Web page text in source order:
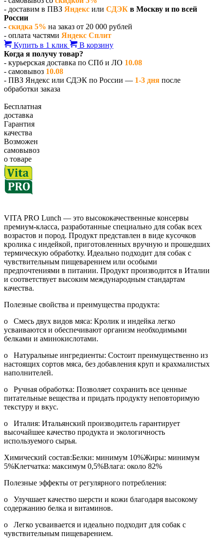
- доставим в ПВЗ Яндекс или СДЭК в Москву и по всей
России
- скидка 5% на заказ от 20 000 рублей
- оплата частями Яндекс Сплит
Купить в 1 клик
В корзину
Когда я получу товар?
- курьерская доставка по СПб и ЛО 10.08
- самовывоз 10.08
- ПВЗ Яндекс или СДЭК по России — 1-3 дня после
обработки заказа
Бесплатная
доставка
Гарантия
качества
Возможен
самовывоз
о товаре
VITA PRO Lunch — это высококачественные консервы
премиум-класса, разработанные специально для собак всех
возрастов и пород. Продукт представлен в виде кусочков
кролика с индейкой, приготовленных вручную и прошедших
термическую обработку. Идеально подходит для собак с
чувствительным пищеварением или особыми
предпочтениями в питании. Продукт производится в Италии
и соответствует высоким международным стандартам
качества.
Полезные свойства и преимущества продукта:
o Смесь двух видов мяса: Кролик и индейка легко
усваиваются и обеспечивают организм необходимыми
белками и аминокислотами.
o Натуральные ингредиенты: Состоит преимущественно из
настоящих сортов мяса, без добавления круп и крахмалистых
наполнителей.
o Ручная обработка: Позволяет сохранить все ценные
питательные вещества и придать продукту неповторимую
текстуру и вкус.
o Италия: Итальянский производитель гарантирует
высочайшее качество продукта и экологичность
используемого сырья.
Химический состав:Белки: минимум 10%Жиры: минимум
5%Клетчатка: максимум 0,5%Влага: около 82%
Полезные эффекты от регулярного потребления:
o Улучшает качество шерсти и кожи благодаря высокому
содержанию белка и витаминов.
o Легко усваивается и идеально подходит для собак с
чувствительным пищеварением.